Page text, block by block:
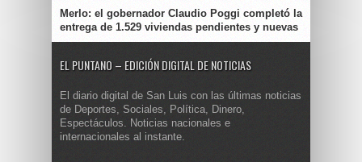
Merlo: el gobernador Claudio Poggi completó la
entrega de 1.529 viviendas pendientes y nuevas
EL PUNTANO – EDICIÓN DIGITAL DE NOTICIAS
El diario digital de San Luis con las últimas noticias
de Deportes, Sociales, Política, Dinero,
Espectáculos. Noticias nacionales e
internacionales al instante.